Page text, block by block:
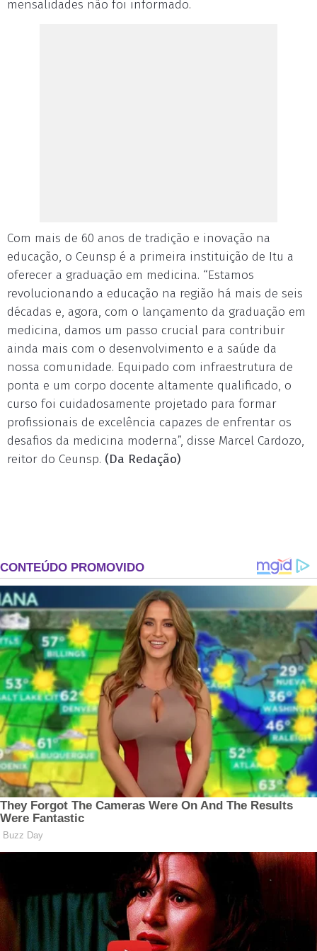
mensalidades não foi informado.
Com mais de 60 anos de tradição e inovação na
educação, o Ceunsp é a primeira instituição de Itu a
oferecer a graduação em medicina. “Estamos
revolucionando a educação na região há mais de seis
décadas e, agora, com o lançamento da graduação em
medicina, damos um passo crucial para contribuir
ainda mais com o desenvolvimento e a saúde da
nossa comunidade. Equipado com infraestrutura de
ponta e um corpo docente altamente qualificado, o
curso foi cuidadosamente projetado para formar
profissionais de excelência capazes de enfrentar os
desafios da medicina moderna”, disse Marcel Cardozo,
reitor do Ceunsp. (Da Redação)